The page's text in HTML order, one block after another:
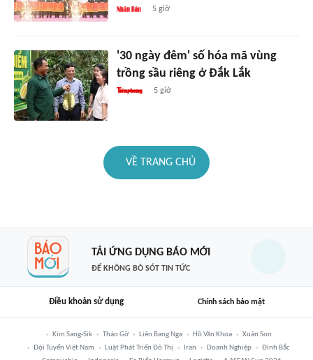
5 giờ
'30 ngày đêm' số hóa mã vùng
trồng sầu riêng ở Đắk Lắk
5 giờ
VỀ TRANG CHỦ
TẢI ỨNG DỤNG BÁO MỚI
ĐỂ KHÔNG BỎ SÓT TIN TỨC
Điều khoản sử dụng Chính sách bảo mật
Kim Sang-Sik Tháo Gỡ Liên Bang Nga Hồ Văn Khoa
Xuân Son
Đội Tuyển Việt Nam
Luật Phát Triển Đô Thị Iran Doanh Nghiệp
Đình Bắc